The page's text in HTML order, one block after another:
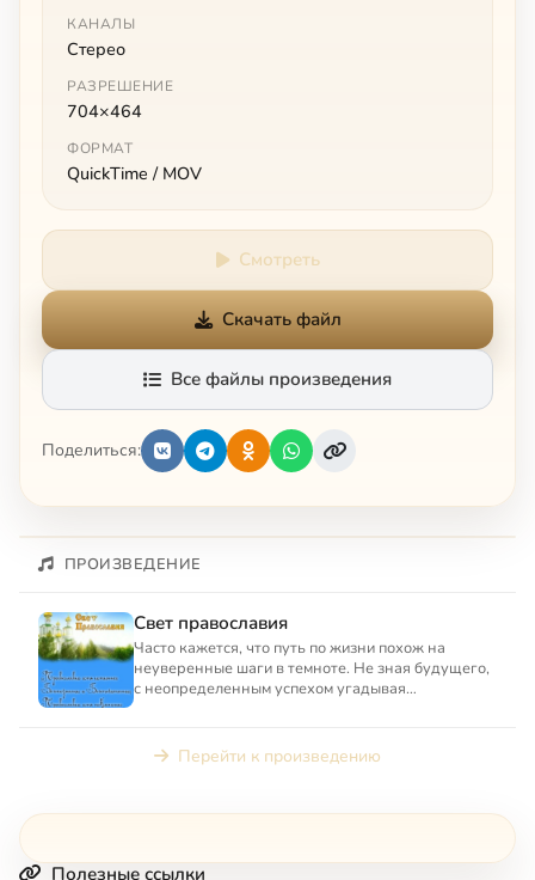
КАНАЛЫ
Стерео
РАЗРЕШЕНИЕ
704×464
ФОРМАТ
QuickTime / MOV
Смотреть
Скачать файл
Все файлы произведения
Поделиться:
ПРОИЗВЕДЕНИЕ
Свет православия
Часто кажется, что путь по жизни похож на
неуверенные шаги в темноте. Не зная будущего,
с неопределенным успехом угадывая
Перейти к произведению
Полезные ссылки